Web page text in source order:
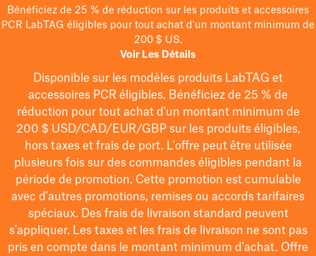
Bénéficiez de 25 % de réduction sur les produits et accessoires
PCR LabTAG éligibles pour tout achat d'un montant minimum de
200 $ US.
Voir Les Détails
Disponible sur les modèles produits LabTAG et
accessoires PCR éligibles. Bénéficiez de 25 % de
réduction pour tout achat d'un montant minimum de
200 $USD/CAD/EUR/GBPsur les produits éligibles,
hors taxes et frais de port. L'offre peut être utilisée
plusieurs fois sur des commandes éligibles pendant la
période de promotion. Cette promotion est cumulable
avec d'autres promotions, remises ou accords tarifaires
spéciaux. Des frais de livraison standard peuvent
s'appliquer. Les taxes et les frais de livraison ne sont pas
pris en compte dans le montant minimum d'achat. Offre